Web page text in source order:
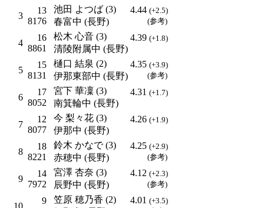
3
13
8176
池田 よつば (3)
春富中 (長野)
4.44 (+2.5)
(参考)
4
16
8861
松木 心音 (3)
清陵附属中 (長野)
4.39 (+1.8)
5
15
8131
樋口 結泉 (2)
伊那東部中 (長野)
4.35 (+3.9)
(参考)
6
17
8052
宮下 華凜 (3)
南箕輪中 (長野)
4.31 (+1.7)
7
12
8077
今 梨々花 (3)
伊那中 (長野)
4.26 (+1.9)
8
18
8221
鈴木 かなで (3)
赤穂中 (長野)
4.25 (+2.9)
(参考)
9
14
7972
宮澤 杏奈 (3)
辰野中 (長野)
4.12 (+2.3)
(参考)
10
9
笠原 穂乃香 (2)
4.01 (+3.5)